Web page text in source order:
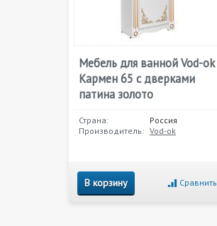
Мебель для ванной Vod-ok
Кармен 65 с дверками
патина золото
Страна:
Россия
Производитель: Vod-ok
В корзину Сравнить